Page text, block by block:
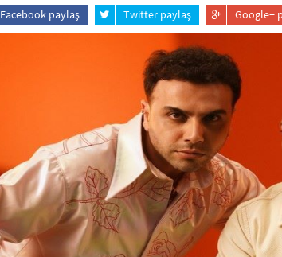
Facebook paylaş Twitter paylaş Google+